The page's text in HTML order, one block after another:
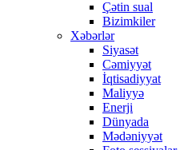
Çətin sual
Bizimkiler
Xəbərlər
Siyasət
Cəmiyyət
İqtisadiyyat
Maliyyə
Enerji
Dünyada
Mədəniyyət